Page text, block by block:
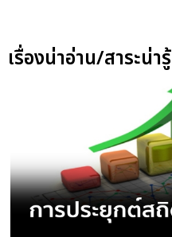
เรื่องน่าอ่าน/สาระน่ารู้